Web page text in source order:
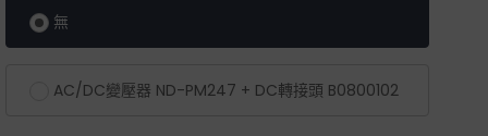
無
AC/DC變壓器 ND-PM247 + DC轉接頭 B0800102